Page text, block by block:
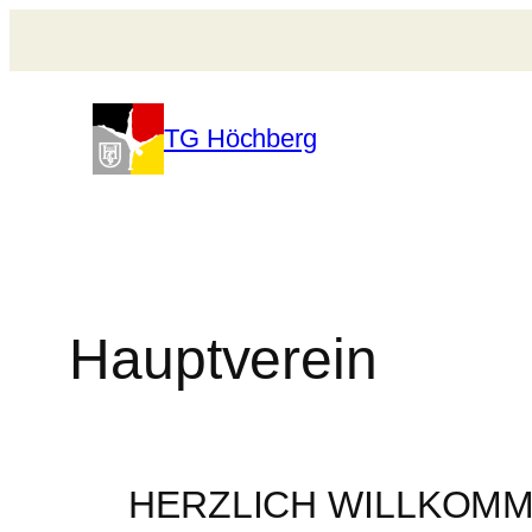
TG Höchberg
Hauptverein
HERZLICH